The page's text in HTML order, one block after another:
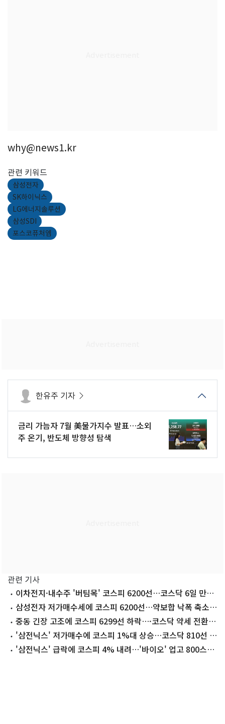
why@news1.kr
관련 키워드
삼성전자
SK하이닉스
LG에너지솔루션
삼성SDI
포스코퓨처엠
한유주 기자
금리 가늠자 7월 美물가지수 발표…소외
주 온기, 반도체 방향성 탐색
관련 기사
이차전지·내수주 '버팀목' 코스피 6200선…코스닥 6일 만에
내림세[시황종합]
삼성전자 저가매수세에 코스피 6200선…약보합 낙폭 축소
[장중시황]
중동 긴장 고조에 코스피 6299선 하락…·코스닥 약세 전환
[장중시황]
'삼전닉스' 저가매수에 코스피 1%대 상승…코스닥 810선 회
복[개장시황]
'삼전닉스' 급락에 코스피 4% 내려…'바이오' 업고 800스닥